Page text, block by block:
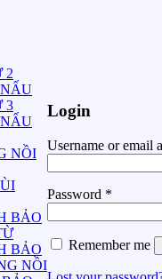
2
3
NỒI
BẢO
BẢO
NỒI
Login
Username or email
Password *
Remember me